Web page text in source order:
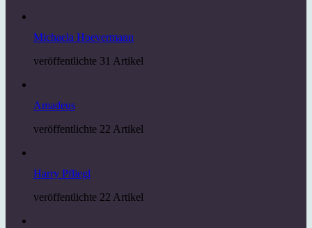
Michaela Hoevermann
veröffentlichte 31 Artikel
Amadeus
veröffentlichte 22 Artikel
Harry Pfliegl
veröffentlichte 22 Artikel